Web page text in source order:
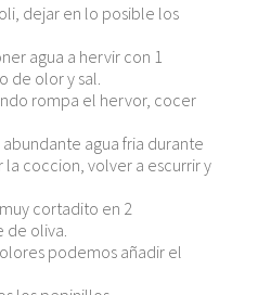
dejar en lo posible los
agua a hervir con 1
de olor y sal.
rompa el hervor, cocer
abundante agua fria durante
coccion, volver a escurrir y
cortadito en 2
oliva.
podemos añadir el